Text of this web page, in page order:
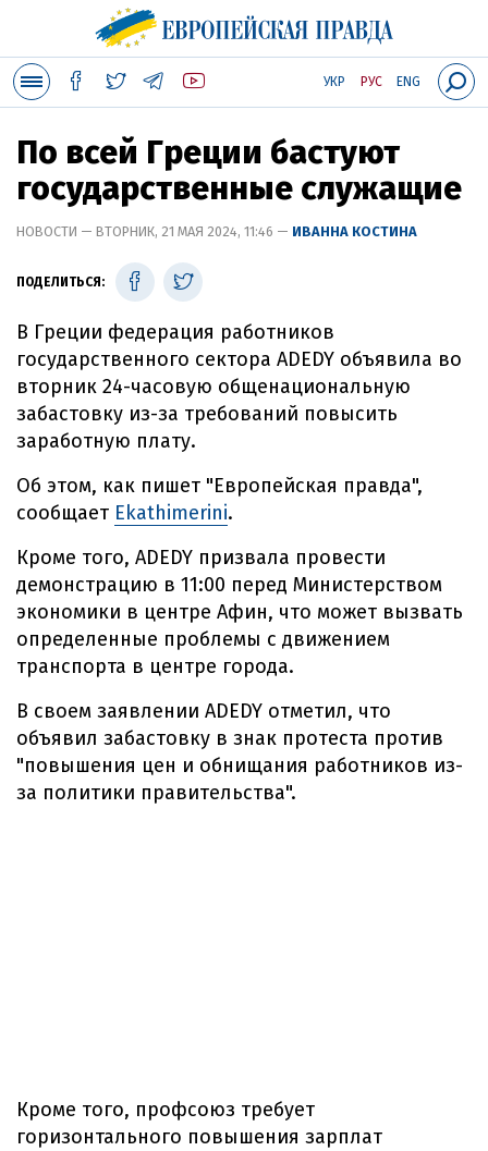
УКР РУС ENG
По всей Греции бастуют
государственные служащие
НОВОСТИ — ВТОРНИК, 21 МАЯ 2024, 11:46 — ИВАННА КОСТИНА
ПОДЕЛИТЬСЯ:
В Греции федерация работников
государственного сектора ADEDY объявила во
вторник 24-часовую общенациональную
забастовку из-за требований повысить
заработную плату.
Об этом, как пишет "Европейская правда",
сообщает Ekathimerini.
Кроме того, ADEDY призвала провести
демонстрацию в 11:00 перед Министерством
экономики в центре Афин, что может вызвать
определенные проблемы с движением
транспорта в центре города.
В своем заявлении ADEDY отметил, что
объявил забастовку в знак протеста против
"повышения цен и обнищания работников из-
за политики правительства".
Кроме того, профсоюз требует
горизонтального повышения зарплат